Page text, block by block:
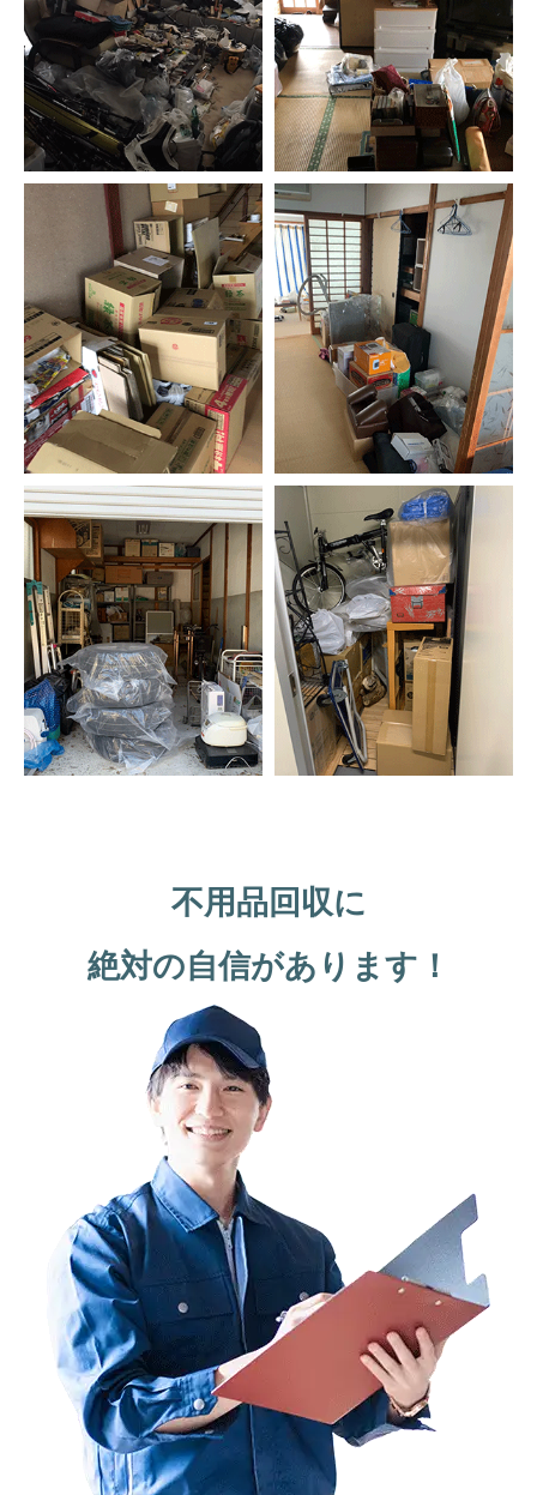
不用品回収に
絶対の自信があります！